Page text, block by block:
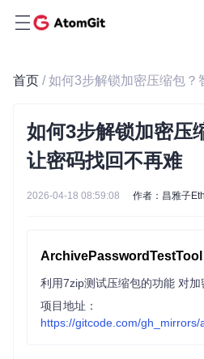
首页
如何3步解锁加密压
让密码找回不再难
2026-04-18 08:59:08 作者：昌雅子
ArchivePasswordTestTool
项目地址：
https://gitcode.com/gh_mirrors/